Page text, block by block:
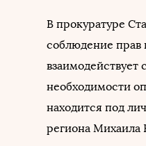
В прокуратуре
соблюдение прав
взаимодействует
необходимости
находится под
региона Михаила